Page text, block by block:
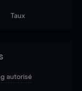
Taux
autorisé